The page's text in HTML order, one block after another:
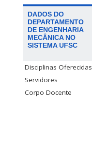
DADOS DO
DEPARTAMENTO
DE ENGENHARIA
MECÂNICA NO
SISTEMA UFSC
Disciplinas Oferecidas
Servidores
Corpo Docente